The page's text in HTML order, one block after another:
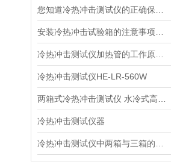
冷热冲击测试仪HE-LR-560W
冷热冲击测试仪器